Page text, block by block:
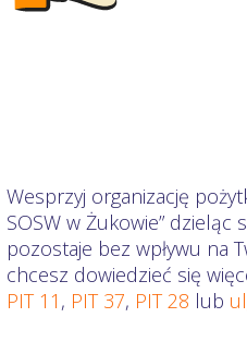
Wesprzyj organizację
SOSW w Żukowie”
pozostaje bez wpływu na
chcesz dowiedzieć się
PIT 11 , PIT 37, PIT 28 lub